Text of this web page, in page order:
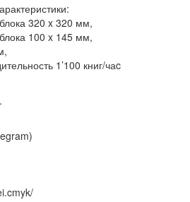
320 x 320 мм,
100 x 145 мм,
1’100 книг/чаc